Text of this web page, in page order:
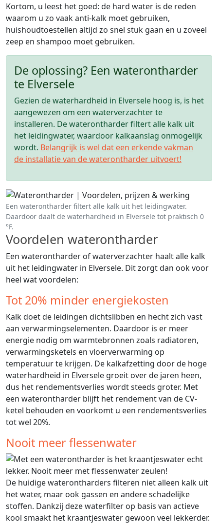
Kortom, u leest het goed: de hard water is de reden
waarom u zo vaak anti-kalk moet gebruiken,
huishoudtoestellen altijd zo snel stuk gaan en u zoveel
zeep en shampoo moet gebruiken.
De oplossing? Een waterontharder
te Elversele
Gezien de waterhardheid in Elversele hoog is, is het
aangewezen om een waterverzachter te
installeren. De waterontharder filtert alle kalk uit
het leidingwater, waardoor kalkaanslag onmogelijk
wordt. Belangrijk is wel dat een erkende vakman
de installatie van de waterontharder uitvoert!
Een waterontharder filtert alle kalk uit het leidingwater.
Daardoor daalt de waterhardheid in Elversele tot praktisch 0
°F.
Voordelen waterontharder
Een waterontharder of waterverzachter haalt alle kalk
uit het leidingwater in Elversele. Dit zorgt dan ook voor
heel wat voordelen:
Tot 20% minder energiekosten
Kalk doet de leidingen dichtslibben en hecht zich vast
aan verwarmingselementen. Daardoor is er meer
energie nodig om warmtebronnen zoals radiatoren,
verwarmingsketels en vloerverwarming op
temperatuur te krijgen. De kalkafzetting door de hoge
waterhardheid in Elversele groeit over de jaren heen,
dus het rendementsverlies wordt steeds groter. Met
een waterontharder blijft het rendement van de CV-
ketel behouden en voorkomt u een rendementsverlies
tot wel 20%.
Nooit meer flessenwater
De huidige waterontharders filteren niet alleen kalk uit
het water, maar ook gassen en andere schadelijke
stoffen. Dankzij deze waterfilter op basis van actieve
kool smaakt het kraantjeswater gewoon veel lekkerder.